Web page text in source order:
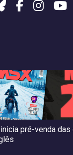
pré-venda